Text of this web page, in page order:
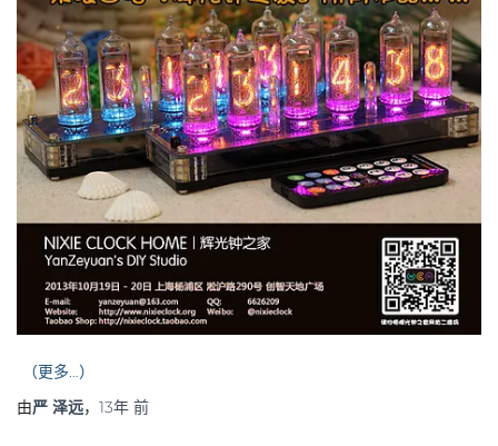
（更多…）
由严 泽远， 13年 前